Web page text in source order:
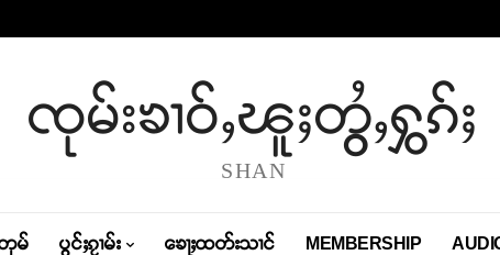
ၸုမ်းၶၢဝ်ႇၽူႈတွႆႇႁွၵ်ႈ
SHAN
တုမ် ပွင်ႈၵႂၢမ်း ၶေႃႈထတ်းသၢင် MEMBERSHIP